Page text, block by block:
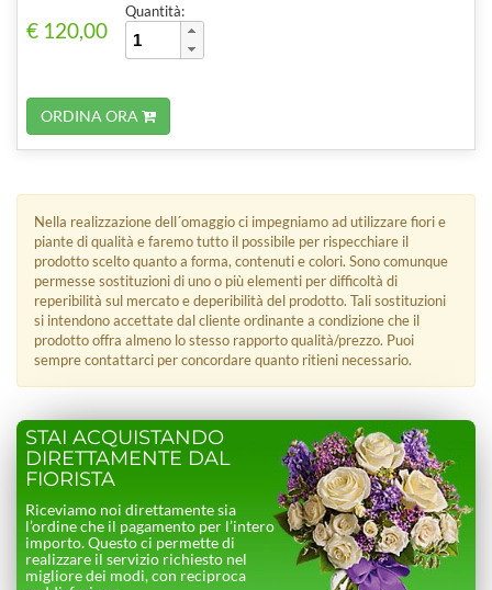
€ 120,00
Quantità:
ORDINA ORA
Nella realizzazione dell´omaggio ci impegniamo ad utilizzare fiori e
piante di qualità e faremo tutto il possibile per rispecchiare il
prodotto scelto quanto a forma, contenuti e colori. Sono comunque
permesse sostituzioni di uno o più elementi per difficoltà di
reperibilità sul mercato e deperibilità del prodotto. Tali sostituzioni
si intendono accettate dal cliente ordinante a condizione che il
prodotto offra almeno lo stesso rapporto qualità/prezzo. Puoi
sempre contattarci per concordare quanto ritieni necessario.
STAI ACQUISTANDO
DIRETTAMENTE DAL
FIORISTA
Riceviamo noi direttamente sia
l’ordine che il pagamento per l’intero
importo. Questo ci permette di
realizzare il servizio richiesto nel
migliore dei modi, con reciproca